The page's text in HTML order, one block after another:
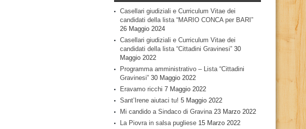
Casellari giudiziali e Curriculum Vitae dei
candidati della lista “MARIO CONCA per BARI”
26 Maggio 2024
Casellari giudiziali e Curriculum Vitae dei
candidati della lista “Cittadini Gravinesi” 30
Maggio 2022
Programma amministrativo – Lista “Cittadini
Gravinesi” 30 Maggio 2022
Eravamo ricchi 7 Maggio 2022
Sant’Irene aiutaci tu! 5 Maggio 2022
Mi candido a Sindaco di Gravina 23 Marzo 2022
La Piovra in salsa pugliese 15 Marzo 2022